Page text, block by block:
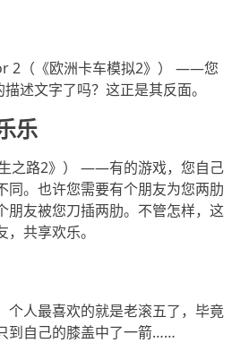
2（《欧洲卡车模拟2》） ——您
述文字了吗？这正是其反面。
乐
之路2》） ——有的游戏，您自己
同。也许您需要有个朋友为您两肋
朋友被您刀插两肋。不管怎样，这
共享欢乐。
个人最喜欢的就是老滚五了，毕竟
到自己的膝盖中了一箭……